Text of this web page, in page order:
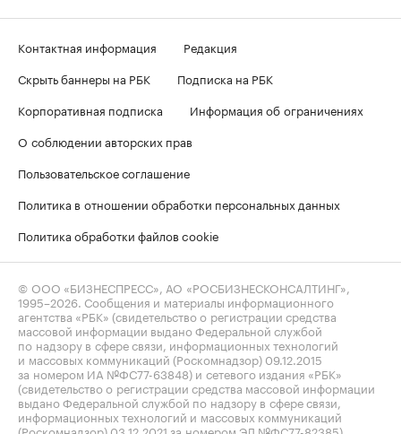
Контактная информация
Редакция
Скрыть баннеры на РБК
Подписка на РБК
Корпоративная подписка
Информация об ограничениях
О соблюдении авторских прав
Пользовательское соглашение
Политика в отношении обработки персональных данных
Политика обработки файлов cookie
© ООО «БИЗНЕСПРЕСС», АО «РОСБИЗНЕСКОНСАЛТИНГ»,
1995–2026 . Сообщения и материалы информационного
агентства «РБК» (свидетельство о регистрации средства
массовой информации выдано Федеральной службой
по надзору в сфере связи, информационных технологий
и массовых коммуникаций (Роскомнадзор) 09.12.2015
за номером ИА №ФС77-63848) и сетевого издания «РБК»
(свидетельство о регистрации средства массовой информации
выдано Федеральной службой по надзору в сфере связи,
информационных технологий и массовых коммуникаций
(Роскомнадзор) 03.12.2021 за номером ЭЛ №ФС77-82385)